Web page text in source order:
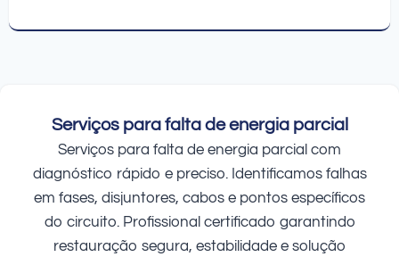
Serviços para falta de energia parcial
Serviços para falta de energia parcial com
diagnóstico rápido e preciso. Identificamos falhas
em fases, disjuntores, cabos e pontos específicos
do circuito. Profissional certificado garantindo
restauração segura, estabilidade e solução